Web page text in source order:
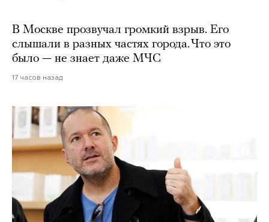
В Москве прозвучал громкий взрыв. Его
слышали в разных частях города. Что это
было — не знает даже МЧС
17 часов назад